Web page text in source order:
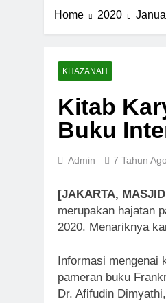
Home 2020
KHAZANAH
Kitab
Buku
Admin 7 Tahun Ago
[JAKARTA,
merupakan hajatan
2020. Menariknya
Informasi
pameran buku
Dr. Afifudin